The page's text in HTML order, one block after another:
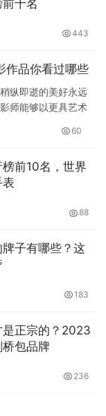
十名
443
作品你看过哪些
纵即逝的美好永远
师能够以更具艺术
60
前10名，世界
88
子有哪些？这
183
正宗的？2023
包品牌
236